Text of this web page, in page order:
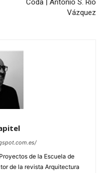
Coda | Antonio S. Río
Vázquez
de la Escuela de
de la revista Arquitectura